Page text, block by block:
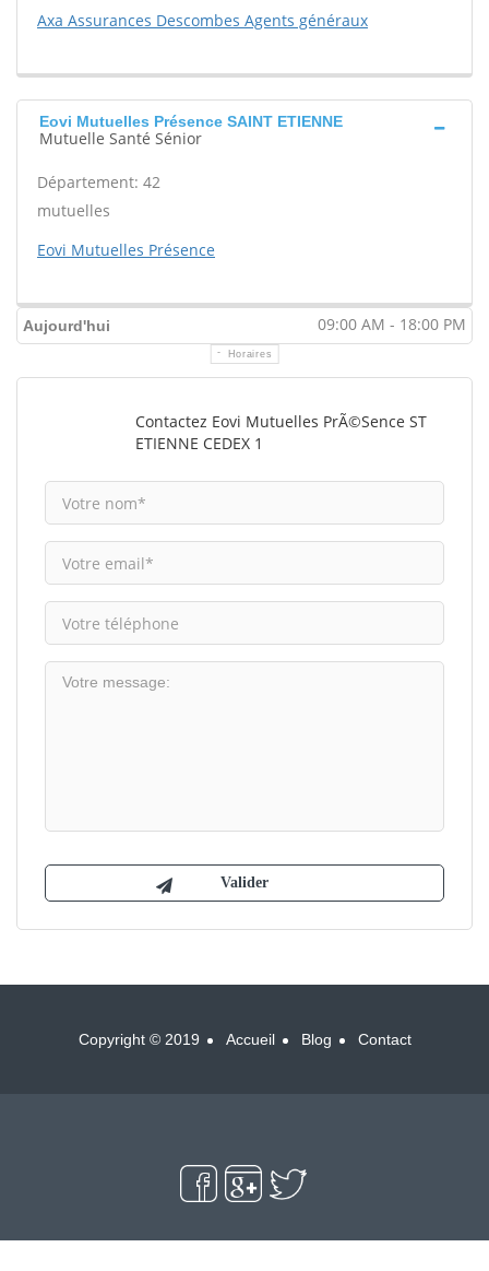
Axa Assurances Descombes Agents généraux
Eovi Mutuelles Présence SAINT ETIENNE
Mutuelle Santé Sénior
Département: 42
mutuelles
Eovi Mutuelles Présence
Aujourd'hui 09:00 AM - 18:00 PM
Horaires
Contactez Eovi Mutuelles PrÃ©sence ST
ETIENNE CEDEX 1
Copyright © 2019 Accueil Blog Contact